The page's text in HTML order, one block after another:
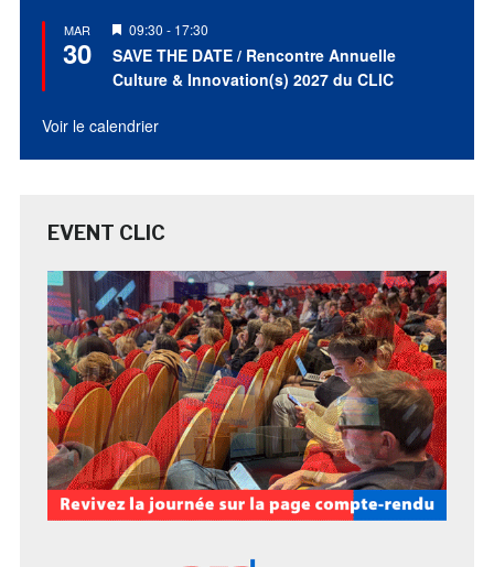
MAR
30
Mis
en
avant
09:30 - 17:30
SAVE THE DATE / Rencontre Annuelle
Culture & Innovation(s) 2027 du CLIC
Voir le calendrier
EVENT CLIC